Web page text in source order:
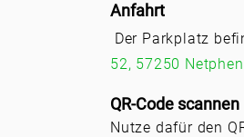
Anfahrt
Der Parkplatz
52, 57250 Netphen
QR-Code scannen
Nutze dafür den